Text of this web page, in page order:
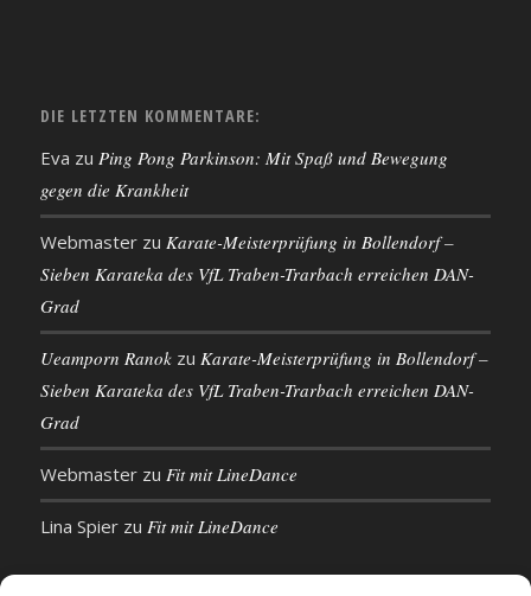
DIE LETZTEN KOMMENTARE:
Eva zu Ping Pong Parkinson: Mit Spaß und Bewegung
gegen die Krankheit
Webmasterzu Karate-Meisterprüfung in Bollendorf –
Sieben Karateka des VfL Traben-Trarbach erreichen DAN-
Grad
Ueamporn Ranokzu Karate-Meisterprüfung in Bollendorf –
Sieben Karateka des VfL Traben-Trarbach erreichen DAN-
Grad
Webmasterzu Fit mit LineDance
Lina Spierzu Fit mit LineDance